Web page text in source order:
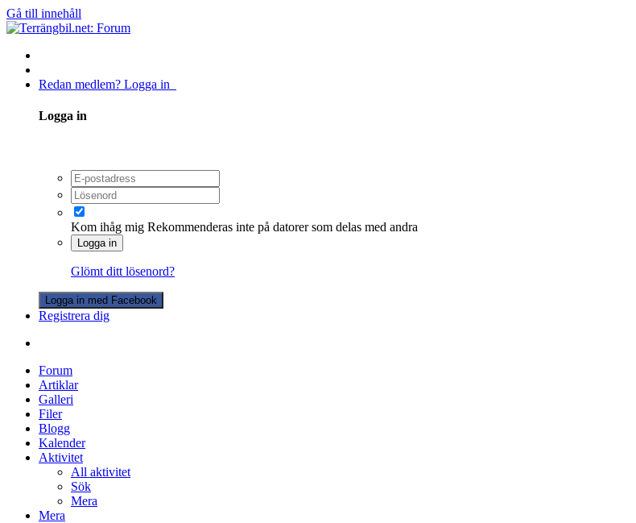
Gå till innehåll
Redan medlem? Logga in
Logga in
Kom ihåg mig Rekommenderas inte på datorer som delas med andra
Logga in
Glömt ditt lösenord?
Logga in med Facebook
Registrera dig
Forum
Artiklar
Galleri
Filer
Blogg
Kalender
Aktivitet
All aktivitet
Sök
Mera
Mera